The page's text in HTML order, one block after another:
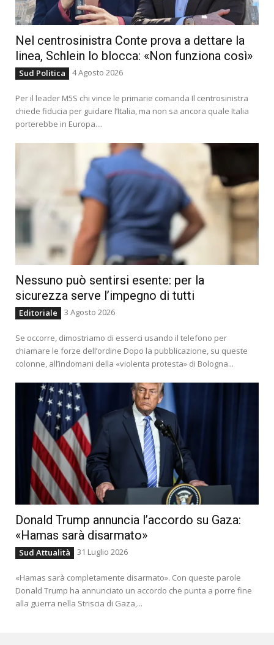
Nel centrosinistra Conte prova a dettare la
linea, Schlein lo blocca: «Non funziona così»
Sud Politica 4 Agosto 2026
Per il leader M5S chi vince le primarie comanda Il centrosinistra
chiede fiducia per guidare l’Italia, ma non sa ancora quale Italia
porterebbe in Europa....
Nessuno può sentirsi esente: per la
sicurezza serve l’impegno di tutti
Editoriale 3 Agosto 2026
Se occorre, dimostriamo di esserci usando il telefono per
chiamare le forze dell’ordine Dopo la pubblicazione, su queste
colonne, all’indomani della «violenta protesta» di Bologna...
Donald Trump annuncia l’accordo su Gaza:
«Hamas sarà disarmato»
Sud Attualità 31 Luglio 2026
«Hamas sarà completamente disarmato». Con queste parole
Donald Trump ha annunciato un accordo che punta a porre fine
alla guerra nella Striscia di Gaza,...